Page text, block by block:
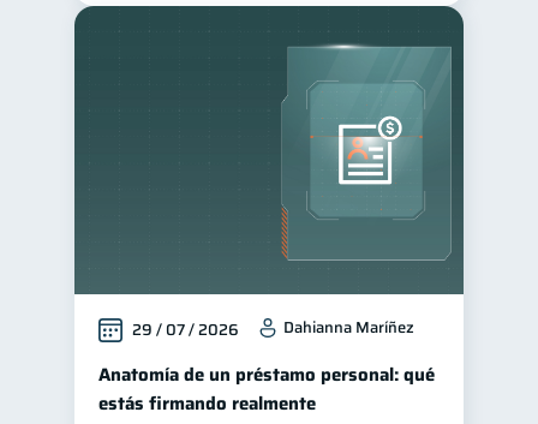
Educación Financiera 1
Mipymes 1
Información financiera 1
Salud mental 1 ahorro 1
Retiro 1 Doble sueldo
29 / 07 / 2026 Dahianna Maríñez
Anatomía de un préstamo personal: qué
estás firmando realmente